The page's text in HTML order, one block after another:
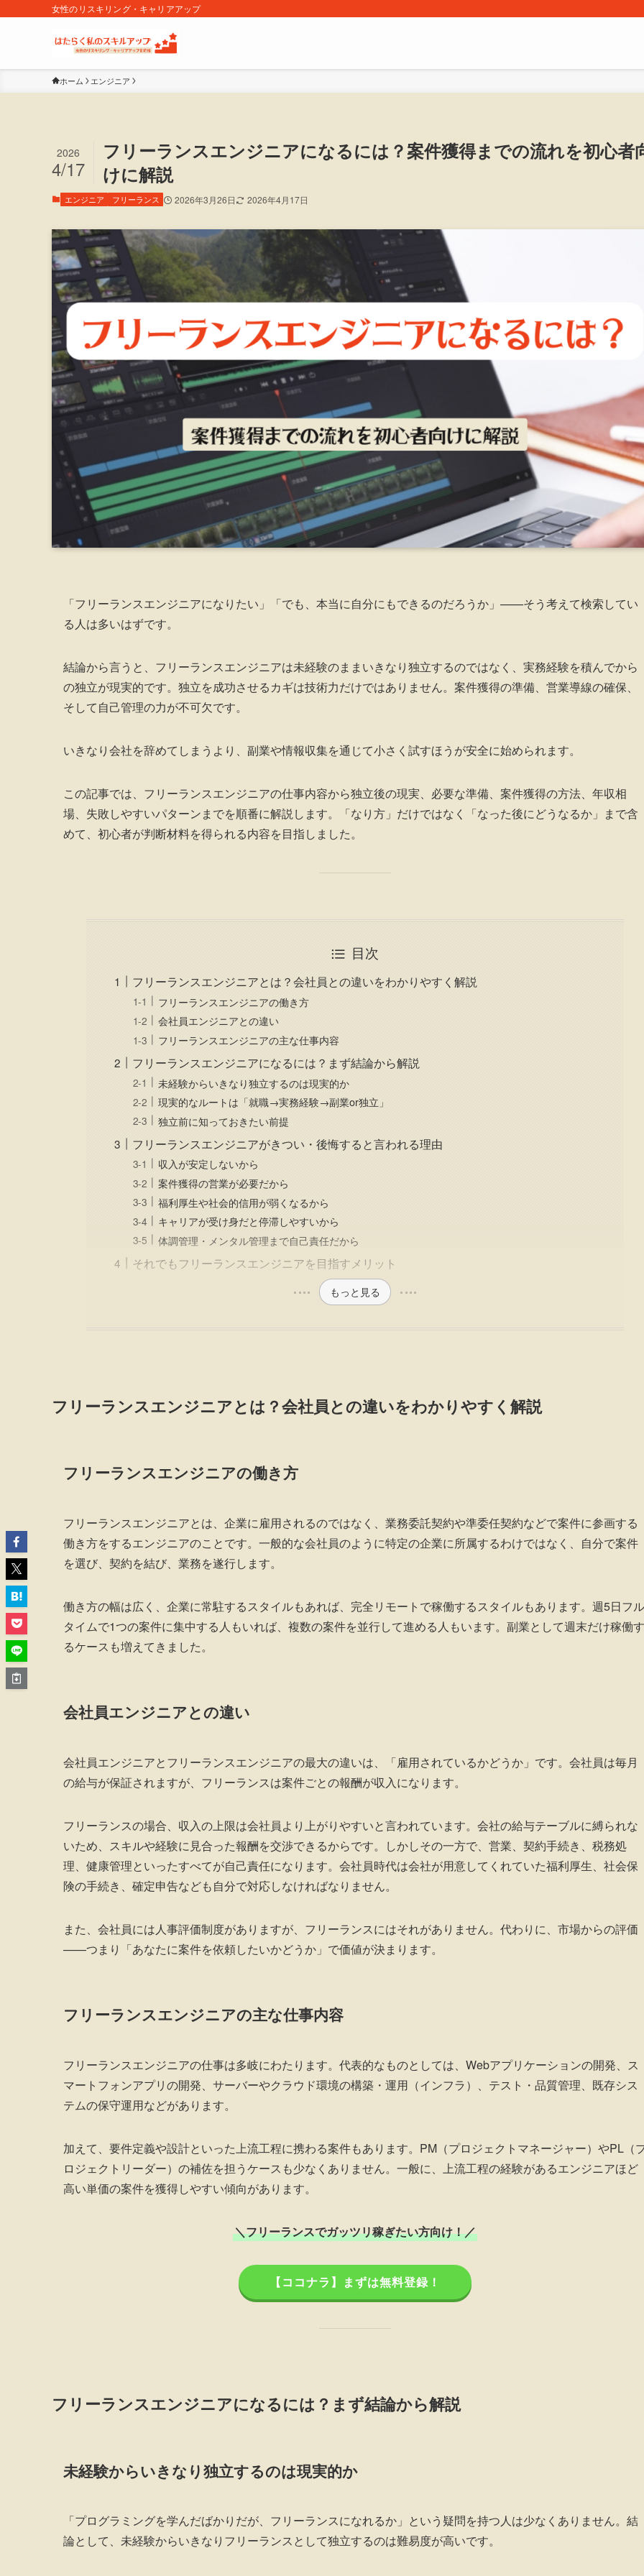
女性のリスキリング・キャリアアップ
ホーム エンジニア
フリーランスエンジニアになるには？案件獲得までの流れを初心者
けに解説
2026
4/17
エンジニア フリーランス 2026年3月26日 2026年4月17日
「フリーランスエンジニアになりたい」「でも、本当に自分にもできるのだろうか」——そう考えて検索してい
る人は多いはずです。
結論から言うと、フリーランスエンジニアは未経験のままいきなり独立するのではなく、実務経験を積んでから
の独立が現実的です。独立を成功させるカギは技術力だけではありません。案件獲得の準備、営業導線の確保、
そして自己管理の力が不可欠です。
いきなり会社を辞めてしまうより、副業や情報収集を通じて小さく試すほうが安全に始められます。
この記事では、フリーランスエンジニアの仕事内容から独立後の現実、必要な準備、案件獲得の方法、年収相
場、失敗しやすいパターンまでを順番に解説します。「なり方」だけではなく「なった後にどうなるか」まで含
めて、初心者が判断材料を得られる内容を目指しました。
目次
フリーランスエンジニアとは？会社員との違いをわかりやすく解説
フリーランスエンジニアの働き方
会社員エンジニアとの違い
フリーランスエンジニアの主な仕事内容
フリーランスエンジニアになるには？まず結論から解説
未経験からいきなり独立するのは現実的か
現実的なルートは「就職→実務経験→副業or独立」
独立前に知っておきたい前提
フリーランスエンジニアがきつい・後悔すると言われる理由
収入が安定しないから
案件獲得の営業が必要だから
福利厚生や社会的信用が弱くなるから
キャリアが受け身だと停滞しやすいから
体調管理・メンタル管理まで自己責任だから
それでもフリーランスエンジニアを目指すメリット
もっと見る
フリーランスエンジニアとは？会社員との違いをわかりやすく解説
フリーランスエンジニアの働き方
フリーランスエンジニアとは、企業に雇用されるのではなく、業務委託契約や準委任契約などで案件に参画する
働き方をするエンジニアのことです。一般的な会社員のように特定の企業に所属するわけではなく、自分で案件
を選び、契約を結び、業務を遂行します。
働き方の幅は広く、企業に常駐するスタイルもあれば、完全リモートで稼働するスタイルもあります。週5日フル
タイムで1つの案件に集中する人もいれば、複数の案件を並行して進める人もいます。副業として週末だけ稼働す
るケースも増えてきました。
会社員エンジニアとの違い
会社員エンジニアとフリーランスエンジニアの最大の違いは、「雇用されているかどうか」です。会社員は毎月
の給与が保証されますが、フリーランスは案件ごとの報酬が収入になります。
フリーランスの場合、収入の上限は会社員より上がりやすいと言われています。会社の給与テーブルに縛られな
いため、スキルや経験に見合った報酬を交渉できるからです。しかしその一方で、営業、契約手続き、税務処
理、健康管理といったすべてが自己責任になります。会社員時代は会社が用意してくれていた福利厚生、社会保
険の手続き、確定申告なども自分で対応しなければなりません。
また、会社員には人事評価制度がありますが、フリーランスにはそれがありません。代わりに、市場からの評価
——つまり「あなたに案件を依頼したいかどうか」で価値が決まります。
フリーランスエンジニアの主な仕事内容
フリーランスエンジニアの仕事は多岐にわたります。代表的なものとしては、Webアプリケーションの開発、ス
マートフォンアプリの開発、サーバーやクラウド環境の構築・運用（インフラ）、テスト・品質管理、既存シス
テムの保守運用などがあります。
加えて、要件定義や設計といった上流工程に携わる案件もあります。PM（プロジェクトマネージャー）やPL（
ロジェクトリーダー）の補佐を担うケースも少なくありません。一般に、上流工程の経験があるエンジニアほど
高い単価の案件を獲得しやすい傾向があります。
＼フリーランスでガッツリ稼ぎたい方向け！／
【ココナラ】まずは無料登録！
フリーランスエンジニアになるには？まず結論から解説
未経験からいきなり独立するのは現実的か
「プログラミングを学んだばかりだが、フリーランスになれるか」という疑問を持つ人は少なくありません。結
論として、未経験からいきなりフリーランスとして独立するのは難易度が高いです。